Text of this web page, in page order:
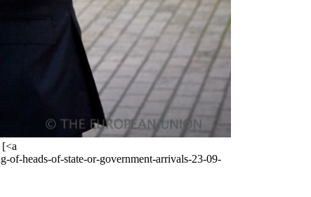
[<a
of-heads-of-state-or-government-arrivals-23-09-